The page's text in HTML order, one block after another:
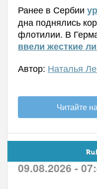
Ранее в Сербии
дна поднялись
флотилии. В
ввели жесткие
Автор: Наталья
Читайте
09.08.2026 -